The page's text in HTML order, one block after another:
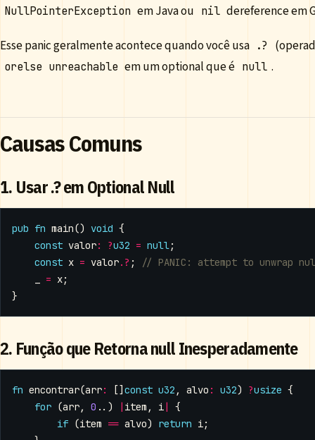
NullPointerException em Java ou nil dereference em
Esse panic geralmente acontece quando você usa .?
orelse unreachable em um optional que é null .
Causas Comuns
1. Usar .? em Optional Null
pub fn main() void {
const valor: ?u32 = null;
const x = valor. ? ;
= x;
}
2. Função que Retorna null Inesperadamente
fn encontrar(arr: [] const u32 , alvo : u32) ?usize {
for (arr, 0 ..) | item , i|
{
if (item == alvo) return i;